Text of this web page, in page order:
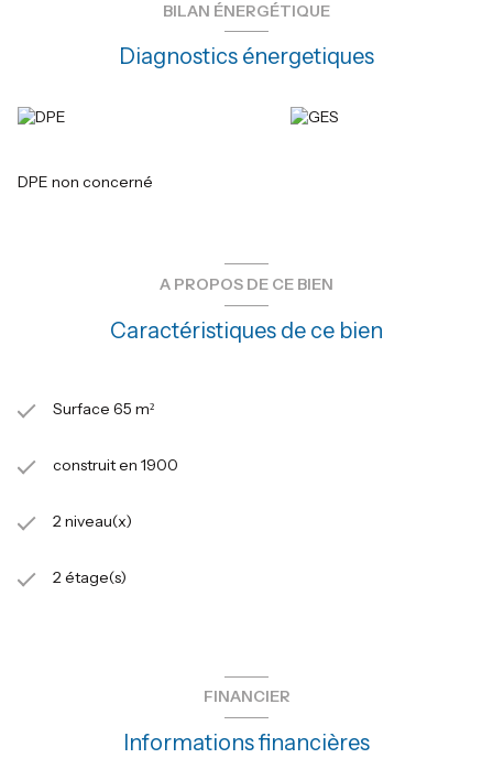
BILAN ÉNERGÉTIQUE
Diagnostics énergetiques
DPE non concerné
A PROPOS DE CE BIEN
Caractéristiques de ce bien
Surface 65 m²
construit en 1900
2 niveau(x)
2 étage(s)
FINANCIER
Informations financières